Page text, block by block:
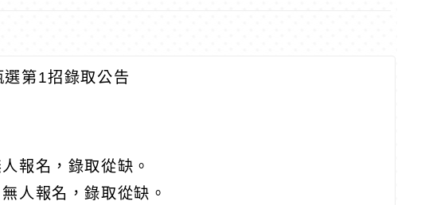
第1招錄取公告
名，錄取從缺。
報名，錄取從缺。